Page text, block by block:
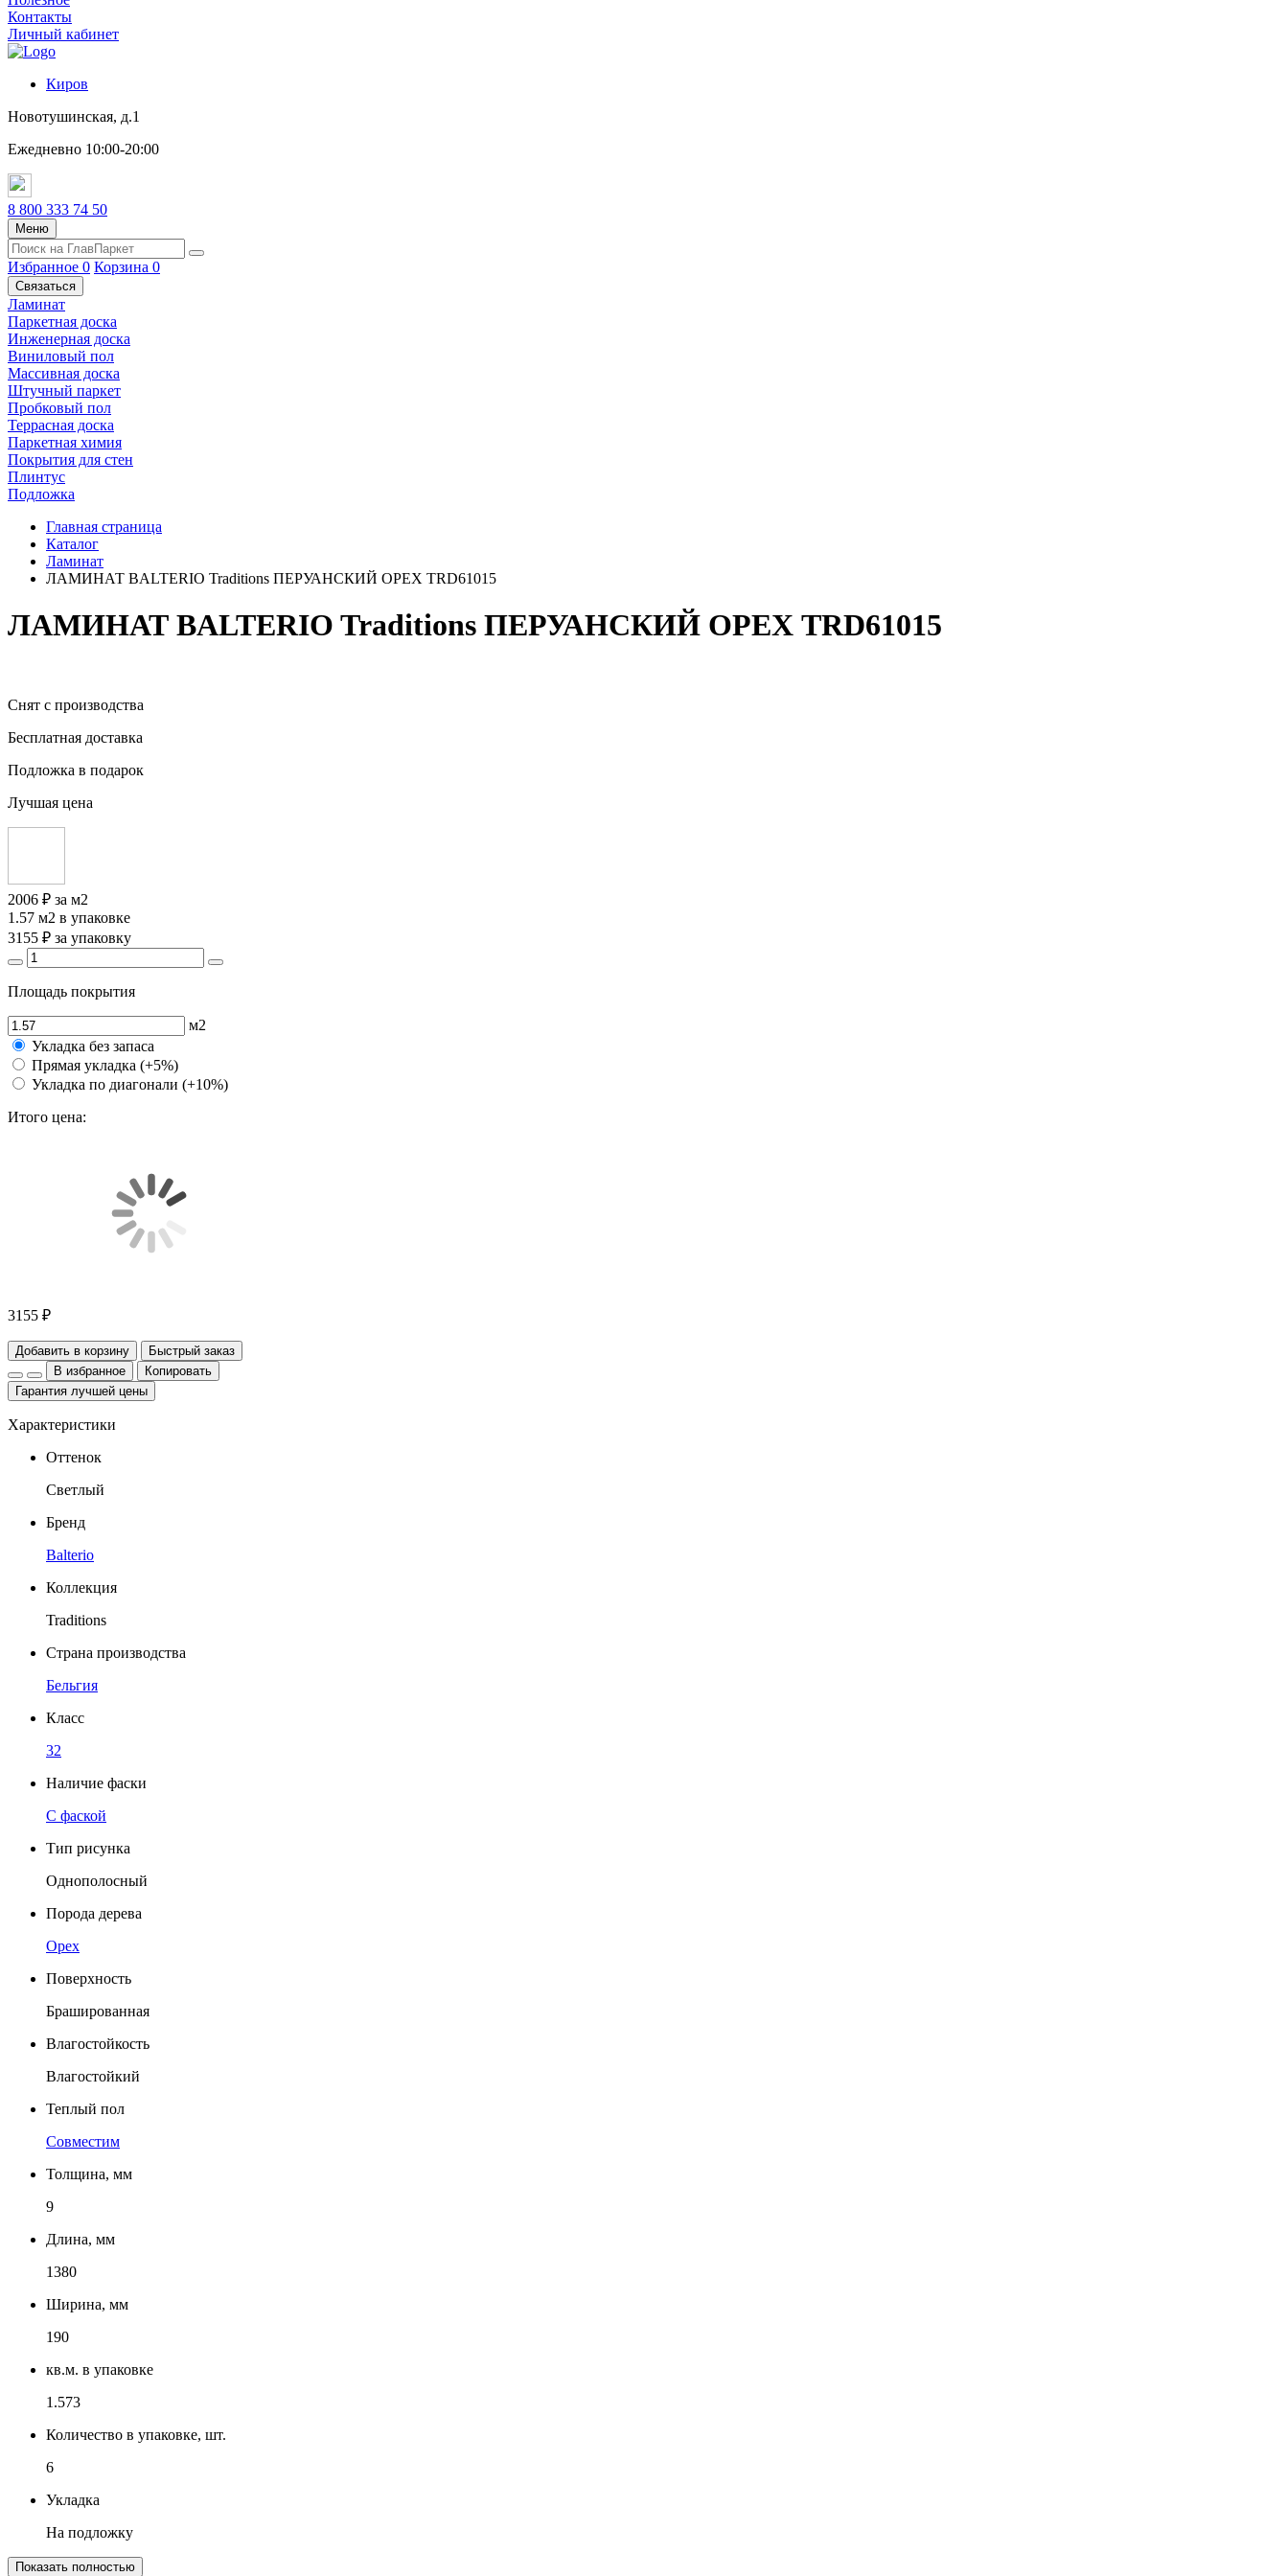
Контакты
Личный кабинет
Киров
Новотушинская, д.1
Ежедневно 10:00-20:00
8 800 333 74 50
Меню
Избранное 0 Корзина 0
Связаться
Ламинат
Паркетная доска
Инженерная доска
Виниловый пол
Массивная доска
Штучный паркет
Пробковый пол
Террасная доска
Паркетная химия
Покрытия для стен
Плинтус
Подложка
Главная страница
Каталог
Ламинат
ЛАМИНАТ BALTERIO Traditions ПЕРУАНСКИЙ ОРЕХ TRD61015
ЛАМИНАТ BALTERIO Traditions ПЕРУАНСКИЙ ОРЕХ TRD61015
Снят с производства
Бесплатная доставка
Подложка в подарок
Лучшая цена
2006 ₽ за м2
1.57 м2 в упаковке
3155 ₽ за упаковку
Площадь покрытия
м2
Укладка без запаса
Прямая укладка (+5%)
Укладка по диагонали (+10%)
Итого цена:
3155 ₽
Добавить в корзину
Быстрый заказ
В избранное
Копировать
Гарантия лучшей цены
Характеристики
Оттенок
Светлый
Бренд
Balterio
Коллекция
Traditions
Страна производства
Бельгия
Класс
32
Наличие фаски
C фаской
Тип рисунка
Однополосный
Порода дерева
Орех
Поверхность
Брашированная
Влагостойкость
Влагостойкий
Теплый пол
Совместим
Толщина, мм
9
Длина, мм
1380
Ширина, мм
190
кв.м. в упаковке
1.573
Количество в упаковке, шт.
6
Укладка
На подложку
Показать полностью